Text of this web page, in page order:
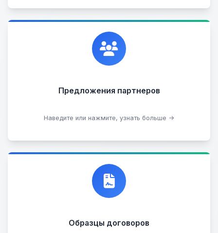
Предложения партнеров
Наведите или нажмите, узнать больше →
Сотрудничаем с лучшими организациями. Если у
вас есть интересные идеи, мы всегда открыты к
сотрудничеству.
Стать партнером
Образцы договоров
Договор купли-продажи